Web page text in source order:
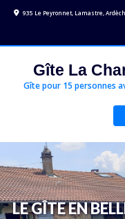
Skip
935 Le Peyronnet, Lamastre,
Gîte La
Gîte pour 15 personnes
LE GÎTE EN